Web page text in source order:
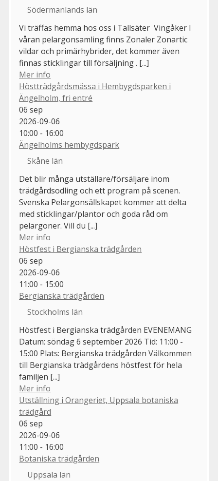
Södermanlands län
Vi träffas hemma hos oss i Tallsäter Vingåker I
våran pelargonsamling finns Zonaler Zonartic
vildar och primärhybrider, det kommer även
finnas sticklingar till försäljning . [...]
Mer info
Höstträdgårdsmässa i Hembygdsparken i
Ängelholm, fri entré
06 sep
2026-09-06
10:00 - 16:00
Ängelholms hembygdspark
Skåne län
Det blir många utställare/försäljare inom
trädgårdsodling och ett program på scenen.
Svenska Pelargonsällskapet kommer att delta
med sticklingar/plantor och goda råd om
pelargoner. Vill du [...]
Mer info
Höstfest i Bergianska trädgården
06 sep
2026-09-06
11:00 - 15:00
Bergianska trädgården
Stockholms län
Höstfest i Bergianska trädgården EVENEMANG
Datum: söndag 6 september 2026 Tid: 11:00 -
15:00 Plats: Bergianska trädgården Välkommen
till Bergianska trädgårdens höstfest för hela
familjen [...]
Mer info
Utställning i Orangeriet, Uppsala botaniska
trädgård
06 sep
2026-09-06
11:00 - 16:00
Botaniska trädgården
Uppsala län